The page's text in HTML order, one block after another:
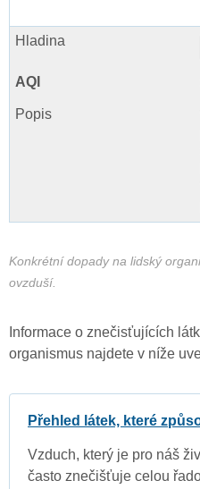
Konkrétní dopady na lidský
ovzduší.
Informace o znečisťujících
organismus najdete v níže
Přehled látek, které
Vzduch, který je pro náš
často znečišťuje celou